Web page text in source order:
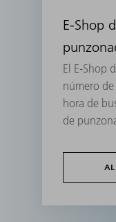
E-Shop
El E-Shop
número
hora de
de
AL